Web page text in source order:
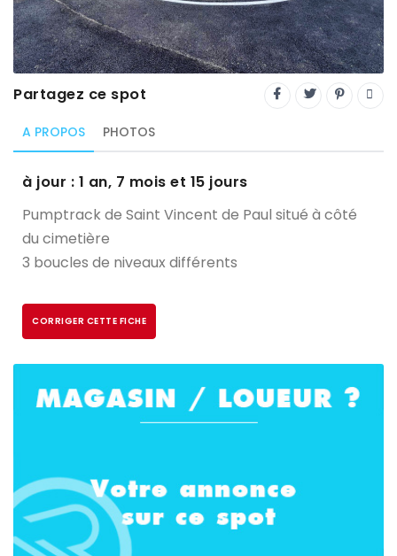
Trial
XC Rando - VTTAE
XCO
Partagez ce spot
A PROPOS PHOTOS
à jour : 1 an, 7 mois et 15 jours
Pumptrack de Saint Vincent de Paul situé à côté
du cimetière
3 boucles de niveaux différents
CORRIGER CETTE FICHE